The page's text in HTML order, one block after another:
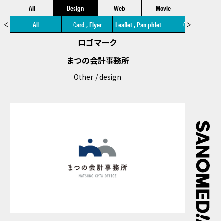
All
Design
All
Card , Flyer Leaflet , Pamphlet Other
Web Movie
ロゴマーク
まつの会計事務所
Other design